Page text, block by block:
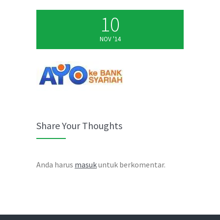
10
NOV '14
Share Your Thoughts
Anda harus masukuntuk berkomentar.